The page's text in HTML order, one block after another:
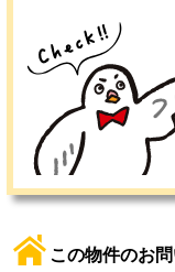
この物件のお問